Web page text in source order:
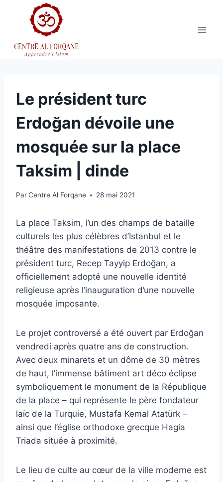
Le président turc
Erdoğan dévoile une
mosquée sur la place
Taksim | dinde
ParCentre Al Forqane 28 mai 2021
La place Taksim, l’un des champs de bataille
culturels les plus célèbres d’Istanbul et le
théâtre des manifestations de 2013 contre le
président turc, Recep Tayyip Erdoğan, a
officiellement adopté une nouvelle identité
religieuse après l’inauguration d’une nouvelle
mosquée imposante.
Le projet controversé a été ouvert par Erdoğan
vendredi après quatre ans de construction.
Avec deux minarets et un dôme de 30 mètres
de haut, l’immense bâtiment art déco éclipse
symboliquement le monument de la République
de la place – qui représente le père fondateur
laïc de la Turquie, Mustafa Kemal Atatürk –
ainsi que l’église orthodoxe grecque Hagia
Triada située à proximité.
Le lieu de culte au cœur de la ville moderne est